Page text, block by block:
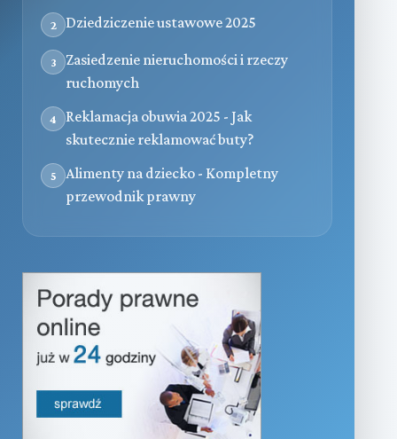
2 Dziedziczenie ustawowe 2025
3
Zasiedzenie nieruchomości i rzeczy
ruchomych
4
Reklamacja obuwia 2025 - Jak
skutecznie reklamować buty?
5
Alimenty na dziecko - Kompletny
przewodnik prawny